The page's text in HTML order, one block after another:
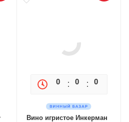
0 0 0
Вино игристое Инкерман